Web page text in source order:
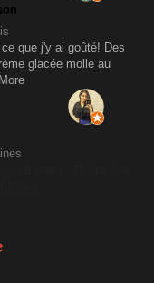
que j'y ai goûté! Des
glacée molle au